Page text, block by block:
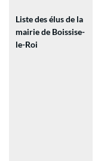
Liste des élus de la
mairie de Boissise-
le-Roi